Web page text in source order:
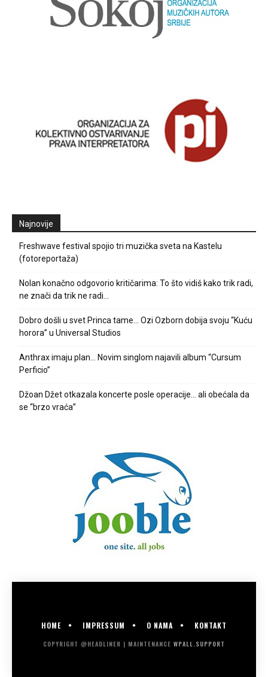
Najnovije
Freshwave festival spojio tri muzička sveta na Kastelu
(fotoreportaža)
Nolan konačno odgovorio kritičarima: To što vidiš kako trik radi,
ne znači da trik ne radi…
Dobro došli u svet Princa tame… Ozi Ozborn dobija svoju “Kuću
horora” u Universal Studios
Anthrax imaju plan… Novim singlom najavili album “Cursum
Perficio”
Džoan Džet otkazala koncerte posle operacije… ali obećala da
se “brzo vraća”
HOME IMPRESSUM O NAMA KONTAKT
COPYRIGHT @HEADLINER | MAINTENANCE WPALL.SUPPORT